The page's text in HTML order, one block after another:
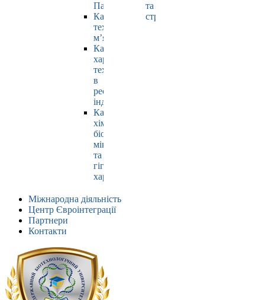
Павлюк
Кафедра
технології
м’яса
Кафедра
харчових
технологій
в
ресторанній
індустрії
Кафедра
хімії,
біохімії,
мікробіології
та
гігієни
харчування
та
страхування
Міжнародна діяльність
Центр Євроінтеграції
Партнери
Контакти